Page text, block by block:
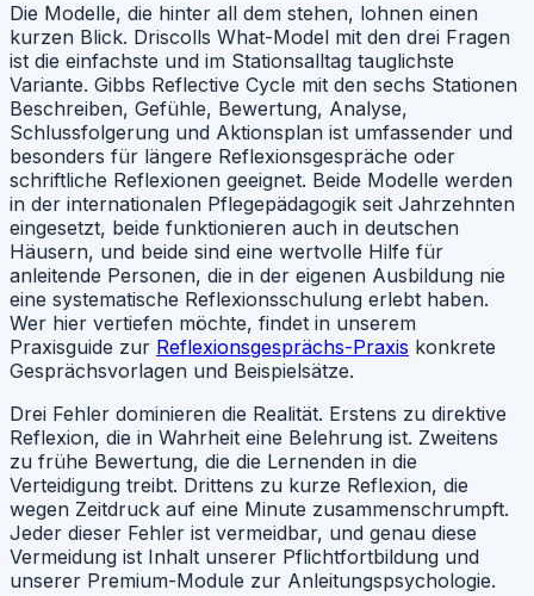
Die Modelle, die hinter all dem stehen, lohnen einen
kurzen Blick. Driscolls What-Model mit den drei Fragen
ist die einfachste und im Stationsalltag tauglichste
Variante. Gibbs Reflective Cycle mit den sechs Stationen
Beschreiben, Gefühle, Bewertung, Analyse,
Schlussfolgerung und Aktionsplan ist umfassender und
besonders für längere Reflexionsgespräche oder
schriftliche Reflexionen geeignet. Beide Modelle werden
in der internationalen Pflegepädagogik seit Jahrzehnten
eingesetzt, beide funktionieren auch in deutschen
Häusern, und beide sind eine wertvolle Hilfe für
anleitende Personen, die in der eigenen Ausbildung nie
eine systematische Reflexionsschulung erlebt haben.
Wer hier vertiefen möchte, findet in unserem
Praxisguide zur Reflexionsgesprächs-Praxis konkrete
Gesprächsvorlagen und Beispielsätze.
Drei Fehler dominieren die Realität. Erstens zu direktive
Reflexion, die in Wahrheit eine Belehrung ist. Zweitens
zu frühe Bewertung, die die Lernenden in die
Verteidigung treibt. Drittens zu kurze Reflexion, die
wegen Zeitdruck auf eine Minute zusammenschrumpft.
Jeder dieser Fehler ist vermeidbar, und genau diese
Vermeidung ist Inhalt unserer Pflichtfortbildung und
unserer Premium-Module zur Anleitungspsychologie.